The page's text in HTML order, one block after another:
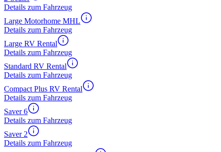
Details zum Fahrzeug
Large Motorhome MHL
Details zum Fahrzeug
Large RV Rental
Details zum Fahrzeug
Standard RV Rental
Details zum Fahrzeug
Compact Plus RV Rental
Details zum Fahrzeug
Saver 6
Details zum Fahrzeug
Saver 2
Details zum Fahrzeug